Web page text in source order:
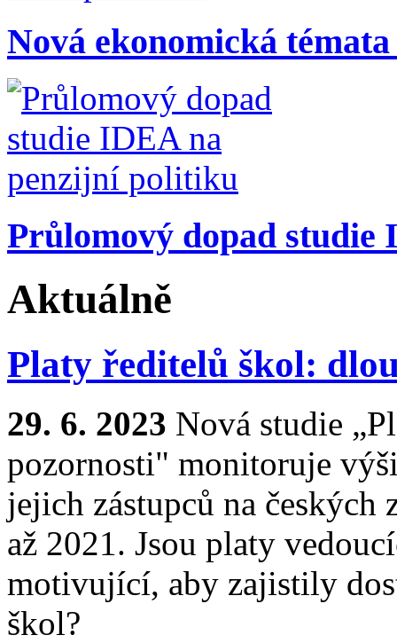
Nová ekonomická
Průlomový dopad
Aktuálně
Platy ředitelů škol:
29. 6. 2023 Nová studie
pozornosti" monitoruje
jejich zástupců na českých
až 2021. Jsou platy
motivující, aby zajistily
škol?